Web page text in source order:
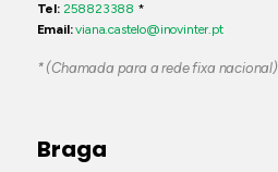
Tel: 258823388 *
Email: viana.castelo@inovinter.pt
* (Chamada para a rede fixa nacional)
Braga